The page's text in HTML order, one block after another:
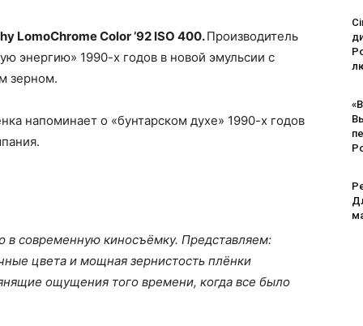
LomoChrome Color ’92 ISO 400.Производитель
энергию» 1990-х годов в новой эмульсии с
зерном.
напоминает о «бунтарском духе» 1990-х годов
современную киносъёмку. Представляем:
цвета и мощная зернистость плёнки
ощущения того времени, когда все было